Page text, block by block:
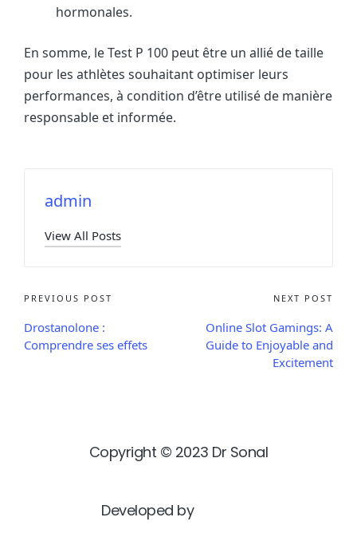
hormonales.
En somme, le Test P 100 peut être un allié de taille
pour les athlètes souhaitant optimiser leurs
performances, à condition d’être utilisé de manière
responsable et informée.
admin
View All Posts
PREVIOUS POST
Drostanolone :
Comprendre ses effets
NEXT POST
Online Slot Gamings: A
Guide to Enjoyable and
Excitement
Copyright © 2023 Dr Sonal
Developed by